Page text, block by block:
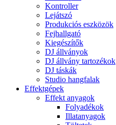
Kontroller
Lejátszó
Produkciós eszközök
Fejhallgató
Kiegészítők
DJ állványok
DJ állvány tartozékok
DJ táskák
Studio hangfalak
Effektgépek
Effekt anyagok
Folyadékok
Illatanyagok